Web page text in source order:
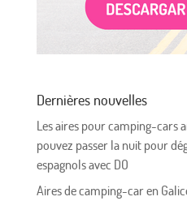
Dernières nouvelles
Les aires pour camping-cars
pouvez passer la nuit pour
espagnols avec DO
Aires de camping-car en